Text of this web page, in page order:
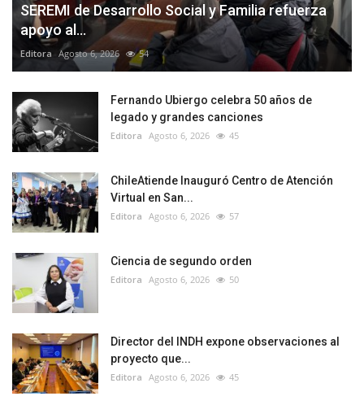
SEREMI de Desarrollo Social y Familia refuerza
apoyo al...
Editora Agosto 6, 2026 54
Fernando Ubiergo celebra 50 años de
legado y grandes canciones
Editora Agosto 6, 2026 45
ChileAtiende Inauguró Centro de Atención
Virtual en San...
Editora Agosto 6, 2026 57
Ciencia de segundo orden
Editora Agosto 6, 2026 50
Director del INDH expone observaciones al
proyecto que...
Editora Agosto 6, 2026 45